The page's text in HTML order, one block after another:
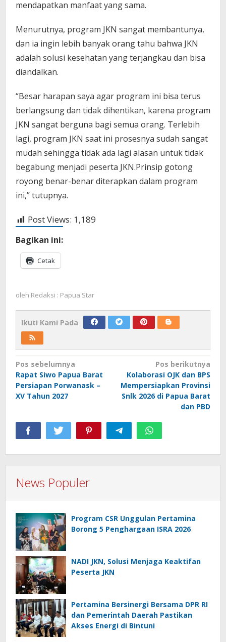
mendapatkan manfaat yang sama.
Menurutnya, program JKN sangat membantunya,
dan ia ingin lebih banyak orang tahu bahwa JKN
adalah solusi kesehatan yang terjangkau dan bisa
diandalkan.
“Besar harapan saya agar program ini bisa terus
berlangsung dan tidak dihentikan, karena program
JKN sangat berguna bagi semua orang. Terlebih
lagi, program JKN saat ini prosesnya sudah sangat
mudah sehingga tidak ada lagi alasan untuk tidak
begabung menjadi peserta JKN.Prinsip gotong
royong benar-benar diterapkan dalam program
ini,” tutupnya.
Post Views: 1,189
Bagikan ini:
Cetak
oleh Redaksi : Papua Star
Ikuti Kami Pada
Navigasi
pos
Pos sebelumnya
Rapat Siwo Papua Barat
Persiapan Porwanask –
XV Tahun 2027
Pos berikutnya
Kolaborasi OJK dan BPS
Mempersiapkan Provinsi
Snlk 2026 di Papua Barat
dan PBD
News Populer
Program CSR Unggulan Pertamina
Borong 5 Penghargaan ISRA 2026
NADI JKN, Solusi Menjaga Keaktifan
Peserta JKN
Pertamina Bersinergi Bersama DPR RI
dan Pemerintah Daerah Pastikan
Akses Energi di Bintuni